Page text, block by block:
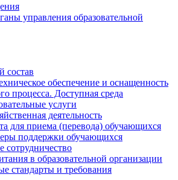
управления образовательной
состав
обеспечение и оснащенность
процесса. Доступная среда
услуги
деятельность
для приема (перевода) обучающихся
поддержки обучающихся
в образовательной организации
стандарты и требования